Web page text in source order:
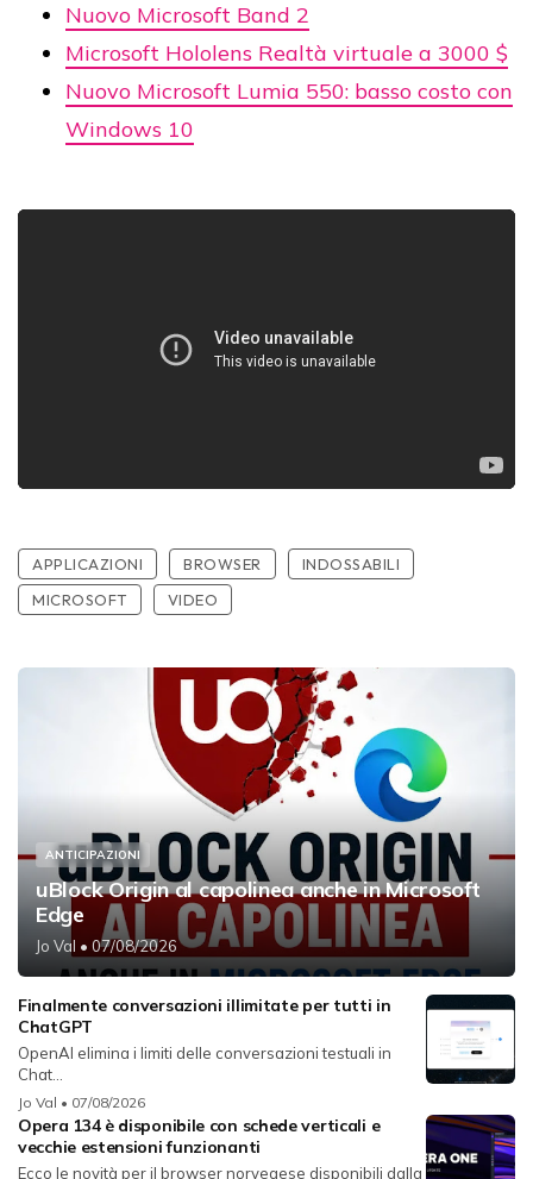
Nuovo Microsoft Band 2
Microsoft Hololens Realtà virtuale a 3000 $
Nuovo Microsoft Lumia 550: basso costo con
Windows 10
APPLICAZIONI BROWSER
INDOSSABILI
MICROSOFT
VIDEO
ANTICIPAZIONI
uBlock Origin al capolinea anche in Microsoft
Edge
Jo Val • 07/08/2026
Finalmente conversazioni illimitate per tutti in
ChatGPT
OpenAI elimina i limiti delle conversazioni testuali in
Chat...
Jo Val • 07/08/2026
Opera 134 è disponibile con schede verticali e
vecchie estensioni funzionanti
Ecco le novità per il browser norvegese disponibili dalla